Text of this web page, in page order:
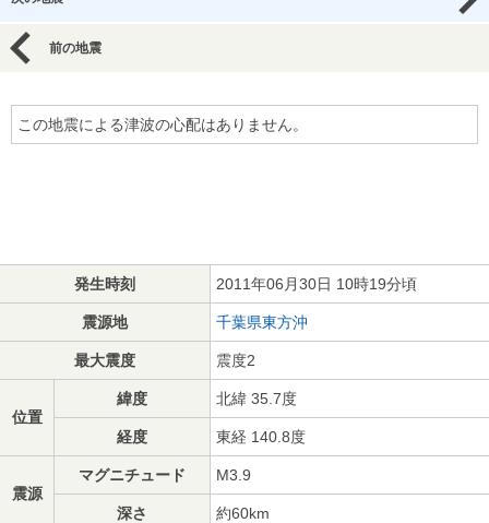
前の地震
この地震による津波の心配はありません。
発生時刻 2011年06月30日 10時19分頃
震源地 千葉県東方沖
最大震度 震度2
位置
緯度 北緯 35.7度
経度 東経 140.8度
震源
マグニチュード M3.9
深さ 約60km